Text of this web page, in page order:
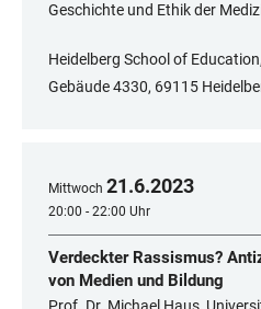
Geschichte und Ethik der
Heidelberg School of
Gebäude 4330, 69115
Mittwoch 21.6.2023
20:00 - 22:00 Uhr
Verdeckter Rassismus?
von Medien und Bildung